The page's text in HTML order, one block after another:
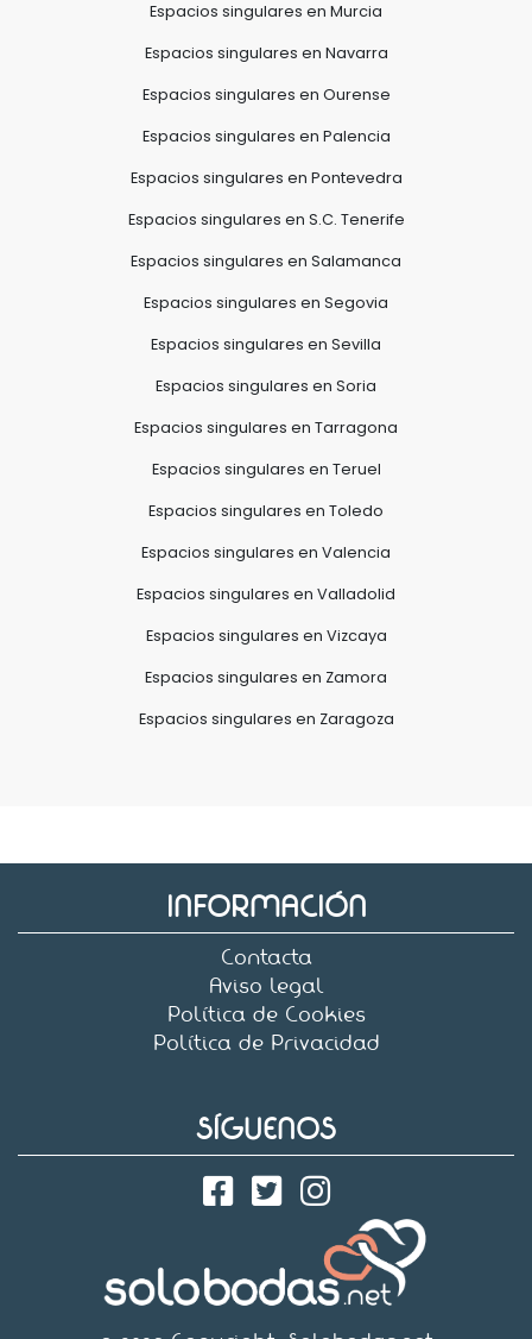
Espacios singulares en Murcia
Espacios singulares en Navarra
Espacios singulares en Ourense
Espacios singulares en Palencia
Espacios singulares en Pontevedra
Espacios singulares en S.C. Tenerife
Espacios singulares en Salamanca
Espacios singulares en Segovia
Espacios singulares en Sevilla
Espacios singulares en Soria
Espacios singulares en Tarragona
Espacios singulares en Teruel
Espacios singulares en Toledo
Espacios singulares en Valencia
Espacios singulares en Valladolid
Espacios singulares en Vizcaya
Espacios singulares en Zamora
Espacios singulares en Zaragoza
INFORMACIÓN
Contacta
Aviso legal
Política de Cookies
Política de Privacidad
SÍGUENOS